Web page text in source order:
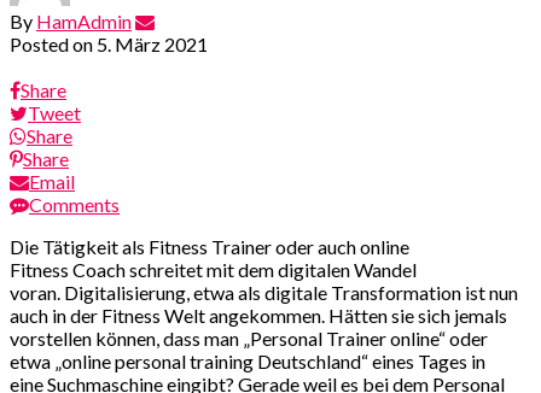
By HamAdmin
Posted on 5. März 2021
Share
Tweet
Share
Share
Email
Comments
Die Tätigkeit als Fitness Trainer oder auch online
Fitness Coach schreitet mit dem digitalen Wandel
voran. Digitalisierung, etwa als digitale Transformation ist nun
auch in der Fitness Welt angekommen. Hätten sie sich jemals
vorstellen können, dass man „Personal Trainer online“ oder
etwa „online personal training Deutschland“ eines Tages in
eine Suchmaschine eingibt? Gerade weil es bei dem Personal